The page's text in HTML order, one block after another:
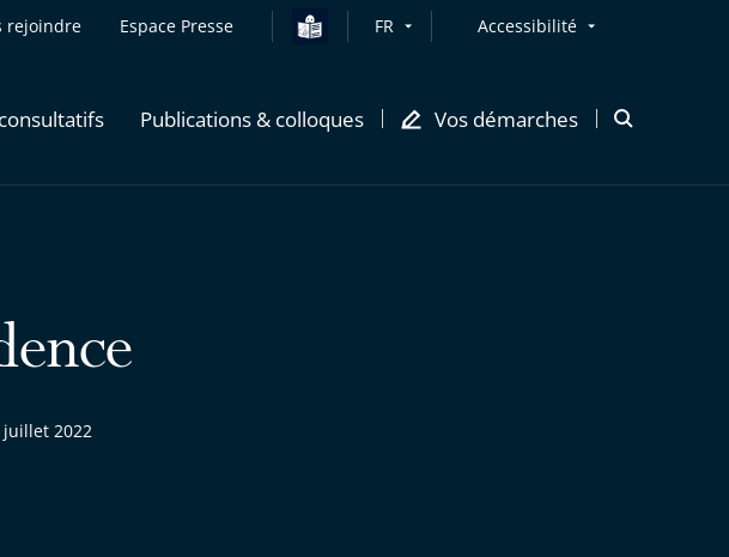
rejoindre Espace Presse FR Accessibilité
Publications & colloques Vos démarches
Ouvrir
juillet 2022